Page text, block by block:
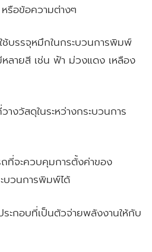
รือข้อความต่างๆ
ช้บรรจุหมึกในกระบวนการพิมพ์
หลายสี เช่น ฟ้า ม่วงแดง เหลือง
งวัสดุในระหว่างกระบวนการ
ที่จะควบคุมการตั้งค่าของ
บวนการพิมพ์ได้
ระกอบที่เป็นตัวจ่ายพลังงานให้กับ